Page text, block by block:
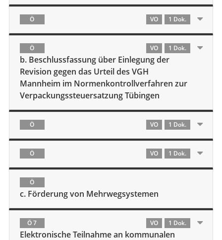
Ö VO 1 Dok.
Ö VO 1 Dok.
b. Beschlussfassung über Einlegung der
Revision gegen das Urteil des VGH
Mannheim im Normenkontrollverfahren zur
Verpackungssteuersatzung Tübingen
Ö VO 1 Dok.
Ö VO 1 Dok.
Ö
c. Förderung von Mehrwegsystemen
Ö 7 VO 1 Dok.
Elektronische Teilnahme an kommunalen